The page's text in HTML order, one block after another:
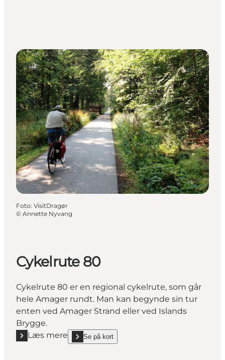
Foto: VisitDragør
© Annette Nyvang
Cykelrute 80
Cykelrute 80 er en regional cykelrute, som går
hele Amager rundt. Man kan begynde sin tur
enten ved Amager Strand eller ved Islands
Brygge.
Læs mere
Læs mere "Cykelrute 80"
Se på kort
show Cykelrute 80 on_map